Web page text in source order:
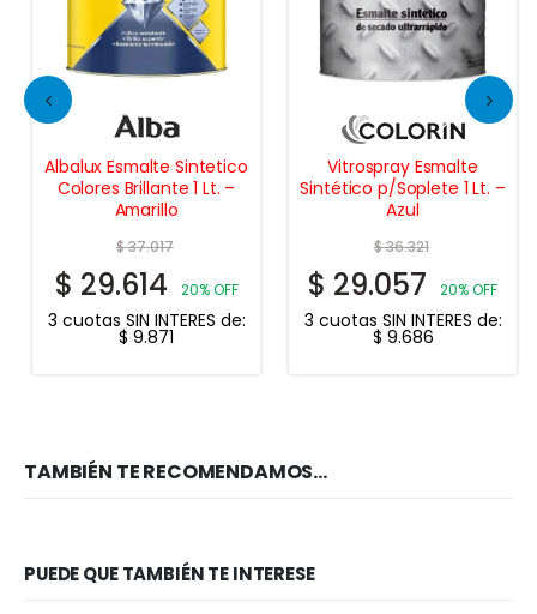
Albalux Esmalte Sintetico
Colores Brillante 1 Lt. –
Amarillo
$37.017
$ 29.614 20% OFF
3 cuotas SIN INTERES de:
$ 9.871
Vitrospray Esmalte
Sintético p/Soplete 1 Lt. –
Azul
$36.321
$ 29.057 20% OFF
3 cuotas SIN INTERES de:
$ 9.686
TAMBIÉN TE RECOMENDAMOS…
PUEDE QUE TAMBIÉN TE INTERESE